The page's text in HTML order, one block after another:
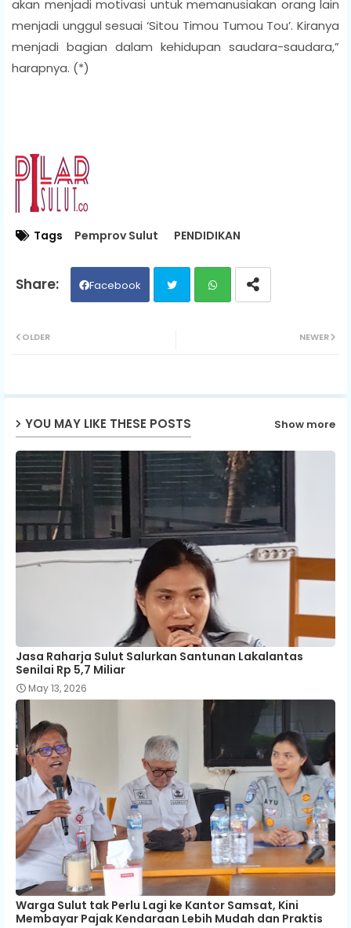
akan menjadi motivasi untuk memanusiakan orang lain
menjadi unggul sesuai ‘Sitou Timou Tumou Tou’. Kiranya
menjadi bagian dalam kehidupan saudara-saudara,”
harapnya. (*)
Tags Pemprov Sulut PENDIDIKAN
Facebook
ap
NEWER
OLDER
YOU MAY LIKE THESE POSTS Show more
Jasa Raharja Sulut Salurkan Santunan Lakalantas
Senilai Rp 5,7 Miliar
May 13, 2026
Warga Sulut tak Perlu Lagi ke Kantor Samsat, Kini
Membayar Pajak Kendaraan Lebih Mudah dan Praktis